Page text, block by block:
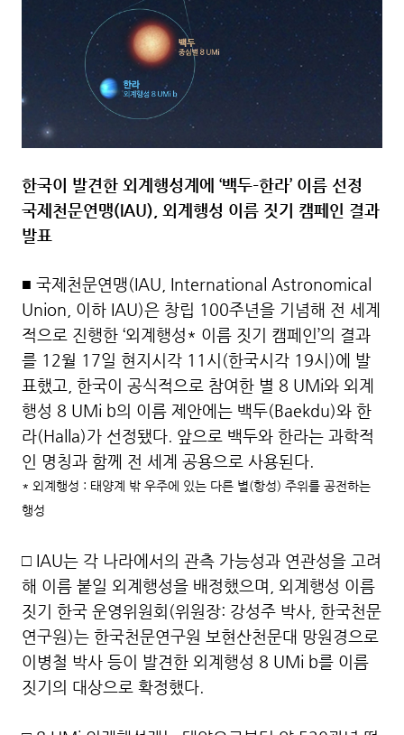
한국이 발견한 외계행성계에 ‘백두–한라’ 이름 선정
국제천문연맹(IAU), 외계행성 이름 짓기 캠페인 결과
발표
■ 국제천문연맹(IAU, International Astronomical
Union, 이하 IAU)은 창립 100주년을 기념해 전 세계
적으로 진행한 ‘외계행성* 이름 짓기 캠페인’의 결과
를 12월 17일 현지시각 11시(한국시각 19시)에 발
표했고, 한국이 공식적으로 참여한 별 8 UMi와 외계
행성 8 UMi b의 이름 제안에는 백두(Baekdu)와 한
라(Halla)가 선정됐다. 앞으로 백두와 한라는 과학적
인 명칭과 함께 전 세계 공용으로 사용된다.
* 외계행성 : 태양계 밖 우주에 있는 다른 별(항성) 주위를 공전하는
행성
□ IAU는 각 나라에서의 관측 가능성과 연관성을 고려
해 이름 붙일 외계행성을 배정했으며, 외계행성 이름
짓기 한국 운영위원회(위원장: 강성주 박사, 한국천문
연구원)는 한국천문연구원 보현산천문대 망원경으로
이병철 박사 등이 발견한 외계행성 8 UMi b를 이름
짓기의 대상으로 확정했다.